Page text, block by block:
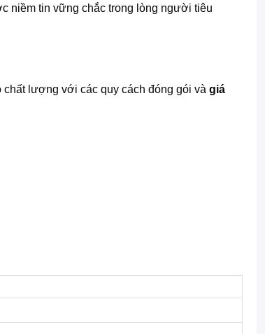
niềm tin vững chắc trong lòng người tiêu
lượng với các quy cách đóng gói và giá